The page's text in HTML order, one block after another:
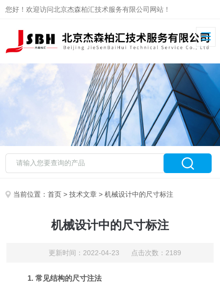
您好！欢迎访问北京杰森柏汇技术服务有限公司网站！
当前位置：首页 >技术文章 > 机械设计中的尺寸标注
机械设计中的尺寸标注
更新时间：2022-04-23 点击次数：2189
1. 常见结构的尺寸注法